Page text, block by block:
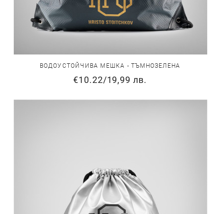
ВОДОУСТОЙЧИВА МЕШКА - ТЪМНОЗЕЛЕНА
€10.22/19,99 лв.